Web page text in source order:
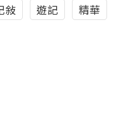
敍 遊記
精華